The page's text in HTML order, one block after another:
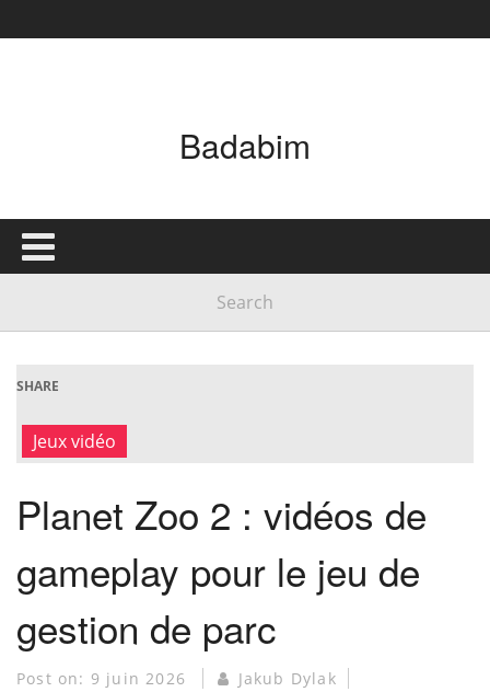
Badabim
SHARE
Jeux vidéo
Planet Zoo 2 : vidéos de
gameplay pour le jeu de
gestion de parc
Post on: 9 juin 2026 Jakub Dylak